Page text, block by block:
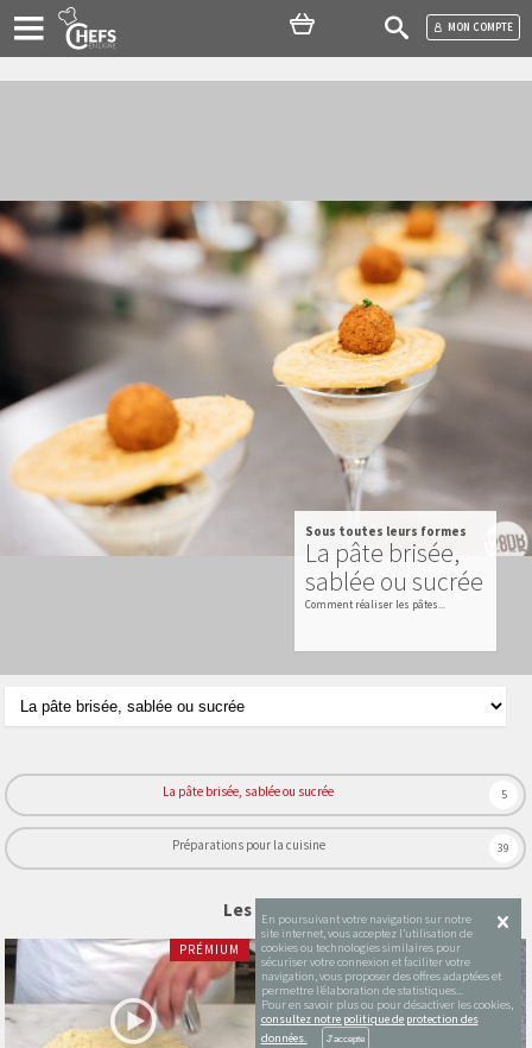
En poursuivant votre navigation sur notre
site internet, vous acceptez l’utilisation de
cookies ou technologies similaires pour
sécuriser votre connexion et faciliter votre
navigation, vous proposer des offres adaptées et
permettre l’élaboration de statistiques...
Pour en savoir plus ou pour désactiver les cookies,
consultez notre politique de protection des
données.
MON COMPTE
Sous toutes leurs formes
La pâte brisée,
sablée ou sucrée
Comment réaliser les pâtes...
La pâte brisée, sablée ou sucrée 5
Préparations pour la cuisine 39
Les vidéos
PRÉMIUM PRÉMIUM